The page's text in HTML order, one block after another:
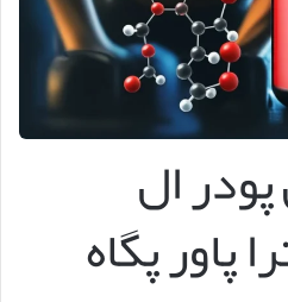
ال
پاور پگاه